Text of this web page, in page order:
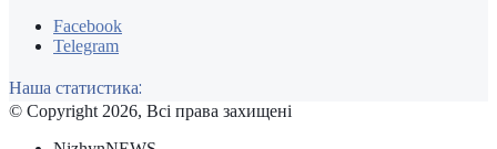
Facebook
Telegram
Наша статистика:
© Copyright 2026, Всі права захищені